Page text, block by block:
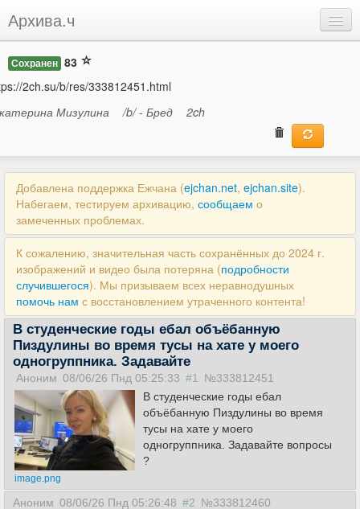
Архива.ч
Добавить
Войти
Сохранен 83
2ch.su/b/res/333812451.html
Мизулина
/b/ - Бред 2ch
Добавлена поддержка Ежчана (ejchan.net, ejchan.site).
Набегаем, тестируем архивацию, сообщаем о
замеченных проблемах.
К сожалению, значительная часть сохранённых до 2024 г.
изображений и видео была потеряна (подробности
случившегося). Мы призываем всех неравнодушных
помочь нам с восстановлением утраченного контента!
В студенческие годы ебал объёбанную
Пиздулины во время тусы на хате у моего
одногруппника. Задавайте
Аноним 08/06/26 Пнд 05:25:33 #1 №333812451
image.png
В студенческие годы ебал
объёбанную Пиздулины во время
тусы на хате у моего
одногруппника. Задавайте вопросы
?
Аноним 08/06/26 Пнд 05:26:48 #2 №333812460